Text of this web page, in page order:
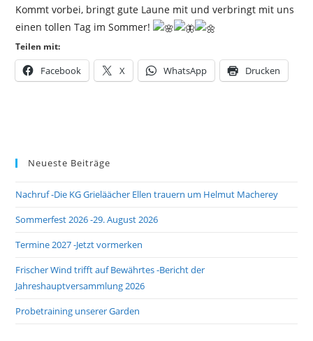
Kommt vorbei, bringt gute Laune mit und verbringt mit uns
einen tollen Tag im Sommer!
Teilen mit:
Facebook X WhatsApp Drucken
Neueste Beiträge
Nachruf -Die KG Grieläächer Ellen trauern um Helmut Macherey
Sommerfest 2026 -29. August 2026
Termine 2027 -Jetzt vormerken
Frischer Wind trifft auf Bewährtes -Bericht der
Jahreshauptversammlung 2026
Probetraining unserer Garden